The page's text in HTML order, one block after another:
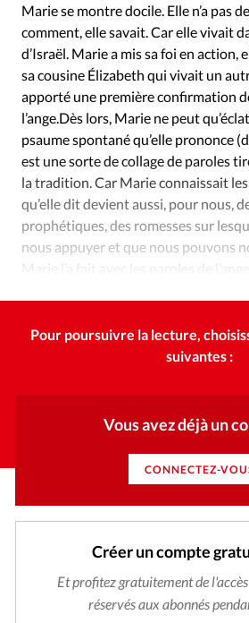
Marie se montre docile. Elle n’a pas
comment, elle savait. Car elle vivait
d’Israël. Marie a mis sa foi en action,
sa cousine Élizabeth qui vivait un
apporté une première confirmation
l’ange.Dès lors, Marie ne peut
psaume spontané qu’elle prononce
est une sorte de collage de paroles
la tradition. Car Marie connaissait
qu’elle dit devient aussi, pour nous,
prophétiques, des romesses sur
nous appuyer et que nous pouvons
Marie l’a fait avec les paroles de
Pour poursuivre la lecture,
suivantes :
Vous avez déjà un
CONNECTEZ-
Créer un compte
Et profitez gratuitement de
réservés aux abonnés